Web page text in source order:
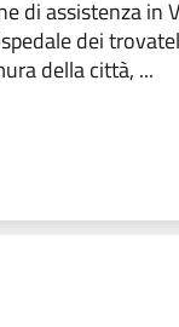
di assistenza in
dei
della città, ...